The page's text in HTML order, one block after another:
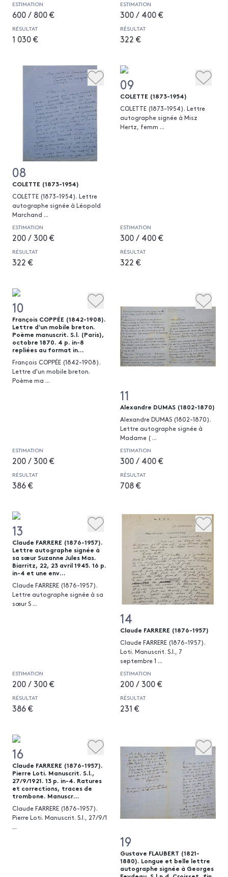
ESTIMATION
600 / 800 €
RÉSULTAT
1 030 €
ESTIMATION
300 / 400 €
RÉSULTAT
322 €
08
COLETTE (1873-1954)
COLETTE (1873-1954). Lettre
autographe signée à Léopold
Marchand ...
ESTIMATION
200 / 300 €
RÉSULTAT
322 €
09
COLETTE (1873-1954)
COLETTE (1873-1954). Lettre
autographe signée à Misz
Hertz, femm ...
ESTIMATION
300 / 400 €
RÉSULTAT
322 €
10
François COPPÉE (1842-1908).
Lettre d'un mobile breton.
Poème manuscrit. S.l. (Paris),
octobre 1870. 4 p. in-8
repliées au format in...
François COPPÉE (1842-1908).
Lettre d'un mobile breton.
Poème ma ...
ESTIMATION
200 / 300 €
RÉSULTAT
386 €
11
Alexandre DUMAS (1802-1870)
Alexandre DUMAS (1802-1870).
Lettre autographe signée à
Madame ( ...
ESTIMATION
300 / 400 €
RÉSULTAT
708 €
13
Claude FARRERE (1876-1957).
Lettre autographe signée à
sa sœur Suzanne Jules Mas.
Biarritz, 22, 23 avril 1945. 16 p.
in-4 et une env...
Claude FARRERE (1876-1957).
Lettre autographe signée à sa
sœur S ...
ESTIMATION
200 / 300 €
RÉSULTAT
386 €
14
Claude FARRERE (1876-1957)
Claude FARRERE (1876-1957).
Loti. Manuscrit. S.l., 7
septembre 1 ...
ESTIMATION
200 / 300 €
RÉSULTAT
231 €
16
Claude FARRERE (1876-1957).
Pierre Loti. Manuscrit. S.l.,
27/9/1921. 13 p. in-4. Ratures
et corrections, traces de
trombone. Manuscr...
Claude FARRERE (1876-1957).
Pierre Loti. Manuscrit. S.l., 27/9/1
...
19
Gustave FLAUBERT (1821-
1880). Longue et belle lettre
autographe signée à Georges